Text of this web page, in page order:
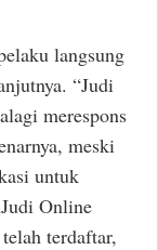
langsung
“Judi
merespons
meski
untuk
Online
terdaftar,